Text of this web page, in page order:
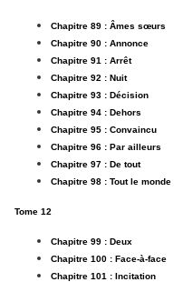
Chapitre 89 : Âmes sœurs
Chapitre 90 : Annonce
Chapitre 91 : Arrêt
Chapitre 92 : Nuit
Chapitre 93 : Décision
Chapitre 94 : Dehors
Chapitre 95 : Convaincu
Chapitre 96 : Par ailleurs
Chapitre 97 : De tout
Chapitre 98 : Tout le monde
Tome 12
Chapitre 99 : Deux
Chapitre 100 : Face-à-face
Chapitre 101 : Incitation